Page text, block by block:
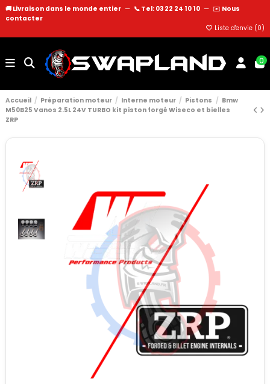
🚚 Livraison dans le monde entier — 📞 Tel: 03 22 24 10 10 — ✉️ Nous
contacter
Liste d'envie (0)
0
Accueil Préparation moteur Interne moteur Pistons
Bmw
M50B25 Vanos 2.5L 24V TURBO kit piston forgé Wiseco et bielles
ZRP